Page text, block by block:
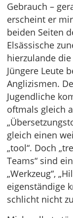
Gebrauch –
erscheint er
beiden Seiten
Elsässische
hierzulande
Jüngere Leute
Anglizismen.
Jugendliche
oftmals gleich
gleich einen
„tool“. Doch
Teams“ sind
„Werkzeug“,
eigenständige
schlicht nicht